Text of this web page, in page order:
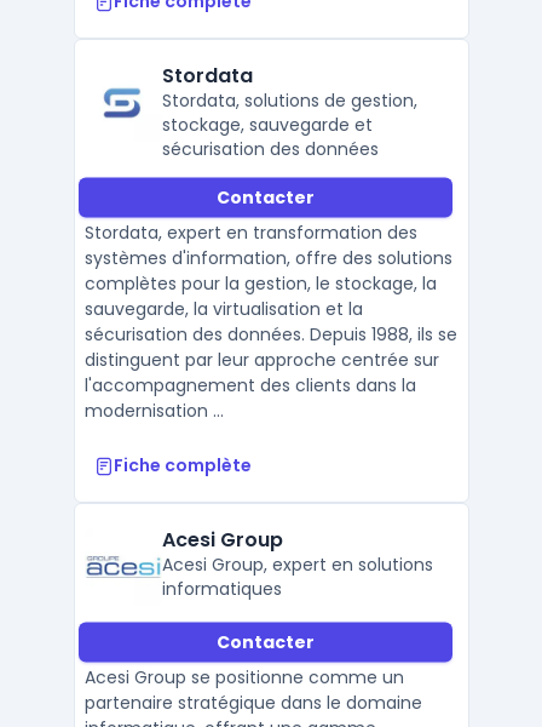
Stordata
Stordata, solutions de gestion,
stockage, sauvegarde et
sécurisation des données
Contacter
Stordata, expert en transformation des
systèmes d'information, offre des solutions
complètes pour la gestion, le stockage, la
sauvegarde, la virtualisation et la
sécurisation des données. Depuis 1988, ils se
distinguent par leur approche centrée sur
l'accompagnement des clients dans la
modernisation ...
Fiche complète
Acesi Group
Acesi Group, expert en solutions
informatiques
Contacter
Acesi Group se positionne comme un
partenaire stratégique dans le domaine